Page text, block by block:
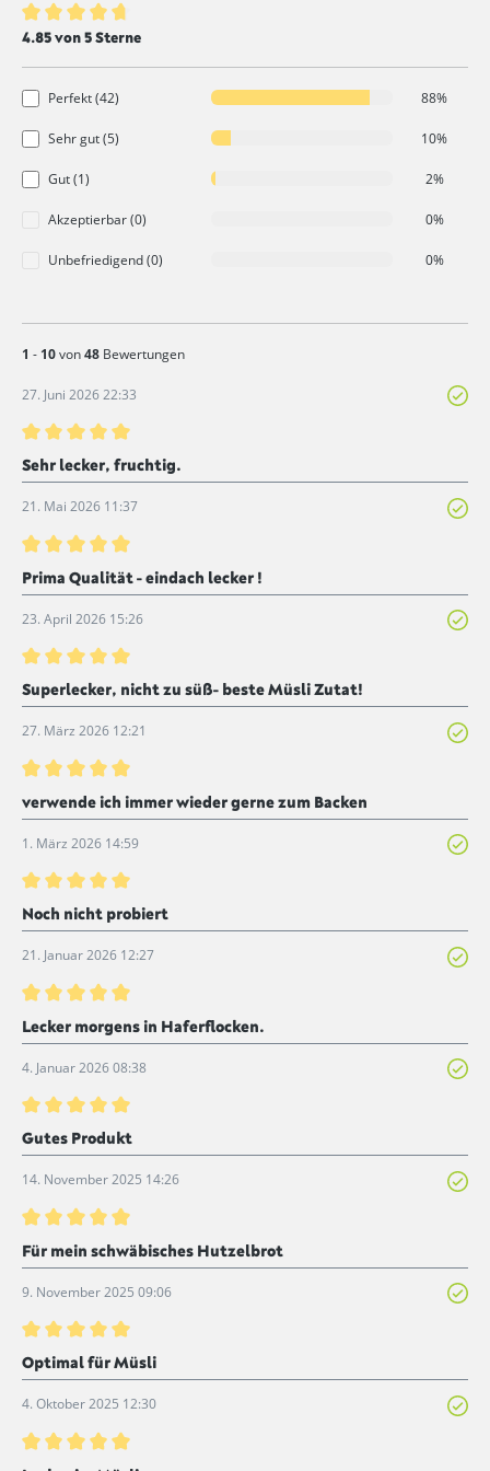
Durchschnittliche Bewertung von 4.8 von 5 Sternen
4.85 von 5 Sterne
Perfekt (42) 88%
Sehr gut (5) 10%
Gut (1) 2%
Akzeptierbar (0) 0%
Unbefriedigend (0) 0%
1 - 10von48 Bewertungen
27. Juni 2026 22:33
Bewertung mit 5 von 5 Sternen
Sehr lecker, fruchtig.
21. Mai 2026 11:37
Bewertung mit 5 von 5 Sternen
Prima Qualität - eindach lecker !
23. April 2026 15:26
Bewertung mit 5 von 5 Sternen
Superlecker, nicht zu süß- beste Müsli Zutat!
27. März 2026 12:21
Bewertung mit 5 von 5 Sternen
verwende ich immer wieder gerne zum Backen
1. März 2026 14:59
Bewertung mit 5 von 5 Sternen
Noch nicht probiert
21. Januar 2026 12:27
Bewertung mit 5 von 5 Sternen
Lecker morgens in Haferflocken.
4. Januar 2026 08:38
Bewertung mit 5 von 5 Sternen
Gutes Produkt
14. November 2025 14:26
Bewertung mit 5 von 5 Sternen
Für mein schwäbisches Hutzelbrot
9. November 2025 09:06
Bewertung mit 5 von 5 Sternen
Optimal für Müsli
4. Oktober 2025 12:30
Bewertung mit 5 von 5 Sternen